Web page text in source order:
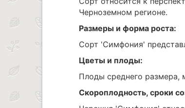
Черноземном регионе.
Размеры и форма роста:
Сорт 'Симфония'
Цветы и плоды:
Плоды среднего размера,
Скороплодность, сроки